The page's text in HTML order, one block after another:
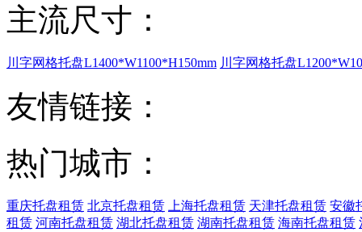
主流尺寸：
川字网格托盘L1400*W1100*H150mm 川字网格托盘
友情链接：
热门城市：
重庆托盘租赁 北京托盘租赁 上海托盘租赁 天津托盘租赁 安徽
租赁 河南托盘租赁 湖北托盘租赁 湖南托盘租赁 海南托盘租赁